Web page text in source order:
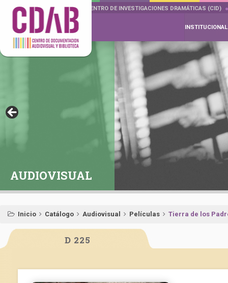
DOCUMENTA DRAMÁTICAS CENTRO DE INVESTIGACIONES DRAMÁTICAS (CID)
INSTITUCIONAL
AUDIOVISUAL
Inicio Catálogo Audiovisual Películas Tierra de los
D 225